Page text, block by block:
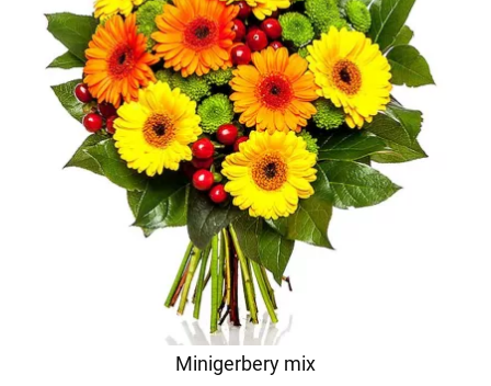
Minigerbery mix